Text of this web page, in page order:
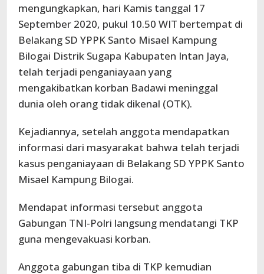
mengungkapkan, hari Kamis tanggal 17
September 2020, pukul 10.50 WIT bertempat di
Belakang SD YPPK Santo Misael Kampung
Bilogai Distrik Sugapa Kabupaten Intan Jaya,
telah terjadi penganiayaan yang
mengakibatkan korban Badawi meninggal
dunia oleh orang tidak dikenal (OTK).
Kejadiannya, setelah anggota mendapatkan
informasi dari masyarakat bahwa telah terjadi
kasus penganiayaan di Belakang SD YPPK Santo
Misael Kampung Bilogai.
Mendapat informasi tersebut anggota
Gabungan TNI-Polri langsung mendatangi TKP
guna mengevakuasi korban.
Anggota gabungan tiba di TKP kemudian